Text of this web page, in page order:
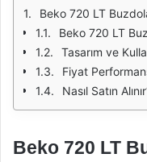
Beko 720 LT
Beko 720 LT
Tasarım ve
Fiyat
Nasıl Satın
Beko 720 LT